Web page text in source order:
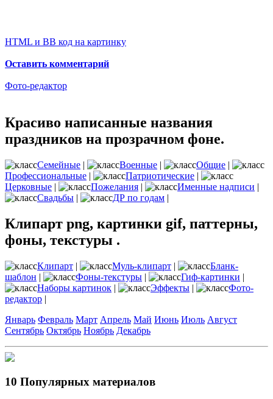
HTML и BB код на картинку
Оставить комментарий
Фото-редактор
Красиво написанные названия
праздников на прозрачном фоне.
Семейные | Военные | Общие |
Профессиональные | Патриотические |
Церковные | Пожелания | Именные надписи |
Свадьбы | ДР по годам |
Клипарт png, картинки gif, паттерны,
фоны, текстуры .
Клипарт | Муль-клипарт |
Бланк-
шаблон | Фоны-текстуры | Гиф-картинки |
Наборы картинок | Эффекты |
Фото-
редактор |
Январь Февраль Март Апрель Май Июнь Июль Август
Сентябрь Октябрь Ноябрь Декабрь
10 Популярных материалов